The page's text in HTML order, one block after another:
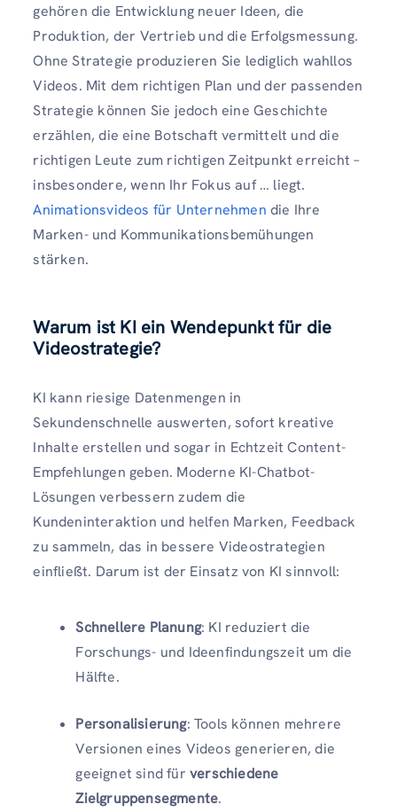
gehören die Entwicklung neuer Ideen, die
Produktion, der Vertrieb und die Erfolgsmessung.
Ohne Strategie produzieren Sie lediglich wahllos
Videos. Mit dem richtigen Plan und der passenden
Strategie können Sie jedoch eine Geschichte
erzählen, die eine Botschaft vermittelt und die
richtigen Leute zum richtigen Zeitpunkt erreicht –
insbesondere, wenn Ihr Fokus auf … liegt.
Animationsvideos für Unternehmen die Ihre
Marken- und Kommunikationsbemühungen
stärken.
Warum ist KI ein Wendepunkt für die
Videostrategie?
KI kann riesige Datenmengen in
Sekundenschnelle auswerten, sofort kreative
Inhalte erstellen und sogar in Echtzeit Content-
Empfehlungen geben. Moderne KI-Chatbot-
Lösungen verbessern zudem die
Kundeninteraktion und helfen Marken, Feedback
zu sammeln, das in bessere Videostrategien
einfließt. Darum ist der Einsatz von KI sinnvoll:
Schnellere Planung: KI reduziert die
Forschungs- und Ideenfindungszeit um die
Hälfte.
Personalisierung: Tools können mehrere
Versionen eines Videos generieren, die
geeignet sind für verschiedene
Zielgruppensegmente.